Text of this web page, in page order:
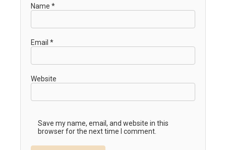
Name *
Email *
Website
Save my name, email, and website in this
browser for the next time I comment.